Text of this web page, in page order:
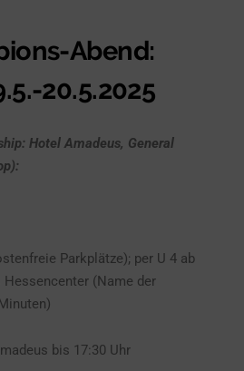
Abend:
20.5.2025
Hotel Amadeus, General
Parkplätze); per U 4 ab
(Name der
bis 17:30 Uhr